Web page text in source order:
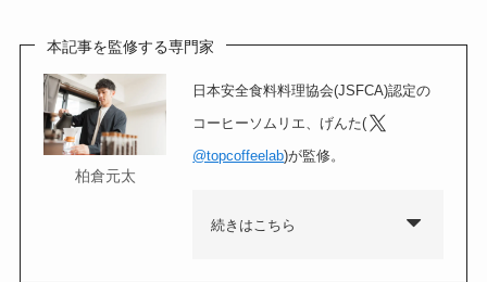
本記事を監修する専門家
柏倉元太
日本安全食料料理協会(JSFCA)認定の
コーヒーソムリエ、げんた(
@topcoffeelab)が監修。
続きはこちら